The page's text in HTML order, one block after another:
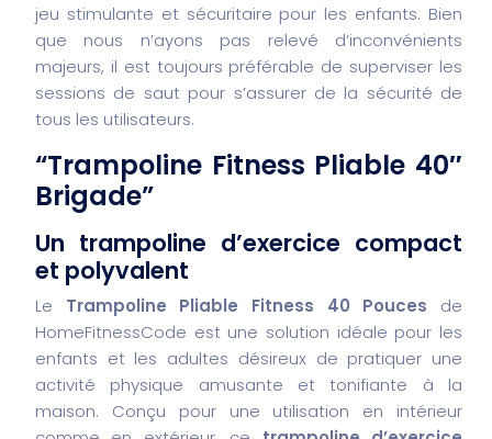
jeu stimulante et sécuritaire pour les enfants. Bien
que nous n’ayons pas relevé d’inconvénients
majeurs, il est toujours préférable de superviser les
sessions de saut pour s’assurer de la sécurité de
tous les utilisateurs.
“Trampoline Fitness Pliable 40″
Brigade”
Un trampoline d’exercice compact
et polyvalent
Le Trampoline Pliable Fitness 40 Pouces de
HomeFitnessCode est une solution idéale pour les
enfants et les adultes désireux de pratiquer une
activité physique amusante et tonifiante à la
maison. Conçu pour une utilisation en intérieur